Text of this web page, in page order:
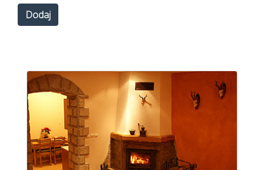
Dodaj